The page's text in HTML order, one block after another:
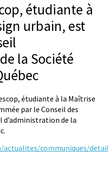
étudiante à
urbain, est
la Société
étudiante à la Maîtrise
par le Conseil des
d’administration de la
actualites/communiques/